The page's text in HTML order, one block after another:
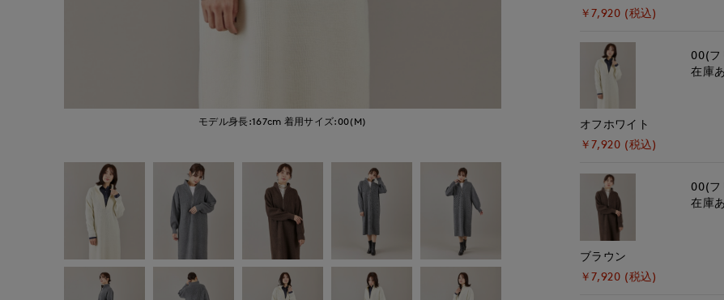
モデル身長:167cm 着用サイズ:00(M) モデル身長:167cm
￥7,920 (税込)
オフホワイト
￥7,920 (税込)
00(フ
在庫
ブラウン
￥7,920 (税込)
00(フ
在庫